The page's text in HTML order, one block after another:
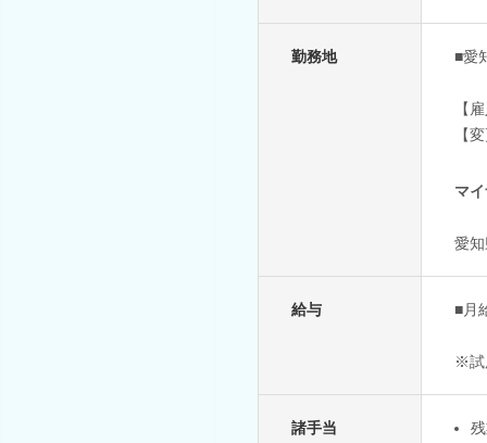
勤務地 ■愛
【
【
マ
愛
給与 ■月
※試
諸手当